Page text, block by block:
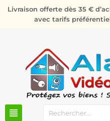
Livraison offerte dès 35 €
avec tarifs
view_headline